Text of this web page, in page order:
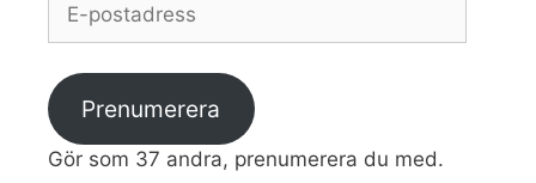
postadress
Prenumerera
Gör som 37 andra, prenumerera du med.